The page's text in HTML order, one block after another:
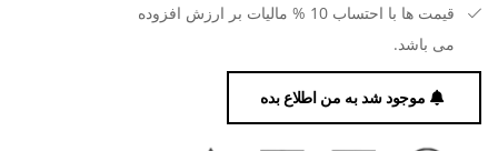
قیمت ها با احتساب 10 % مالیات بر ارزش افزوده
می باشد.
موجود شد به من اطلاع بده